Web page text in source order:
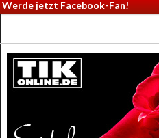
Werde jetzt Facebook-Fan!